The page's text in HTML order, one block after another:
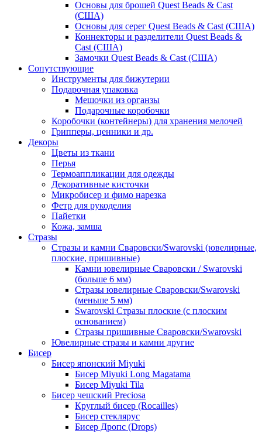
Основы для брошей Quest Beads & Cast
(США)
Основы для серег Quest Beads & Cast (США)
Коннекторы и разделители Quest Beads &
Cast (США)
Замочки Quest Beads & Cast (США)
Сопутствующие
Инструменты для бижутерии
Подарочная упаковка
Мешочки из органзы
Подарочные коробочки
Коробочки (контейнеры) для хранения мелочей
Грипперы, ценники и др.
Декоры
Цветы из ткани
Перья
Термоаппликации для одежды
Декоративные кисточки
Микробисер и фимо нарезка
Фетр для рукоделия
Пайетки
Кожа, замша
Стразы
Стразы и камни Сваровски/Swarovski (ювелирные,
плоские, пришивные)
Камни ювелирные Сваровски / Swarovski
(больше 6 мм)
Стразы ювелирные Сваровски/Swarovski
(меньше 5 мм)
Swarovski Стразы плоские (с плоским
основанием)
Стразы пришивные Сваровски/Swarovski
Ювелирные стразы и камни другие
Бисер
Бисер японский Miyuki
Бисер Miyuki Long Magatama
Бисер Miyuki Tila
Бисер чешский Preciosa
Круглый бисер (Rocailles)
Бисер стеклярус
Бисер Дропс (Drops)